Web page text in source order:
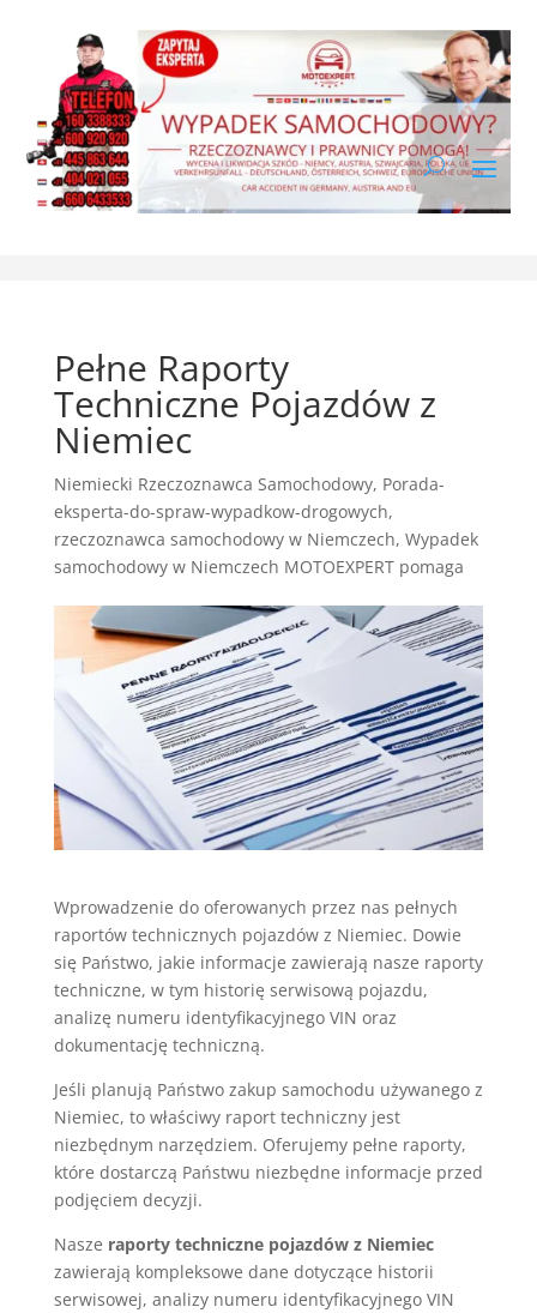
Pełne Raporty
Techniczne Pojazdów z
Niemiec
Niemiecki Rzeczoznawca Samochodowy, Porada-
eksperta-do-spraw-wypadkow-drogowych,
rzeczoznawca samochodowy w Niemczech, Wypadek
samochodowy w Niemczech MOTOEXPERT pomaga
Wprowadzenie do oferowanych przez nas pełnych
raportów technicznych pojazdów z Niemiec. Dowie
się Państwo, jakie informacje zawierają nasze raporty
techniczne, w tym historię serwisową pojazdu,
analizę numeru identyfikacyjnego VIN oraz
dokumentację techniczną.
Jeśli planują Państwo zakup samochodu używanego z
Niemiec, to właściwy raport techniczny jest
niezbędnym narzędziem. Oferujemy pełne raporty,
które dostarczą Państwu niezbędne informacje przed
podjęciem decyzji.
Nasze raporty techniczne pojazdów z Niemiec
zawierają kompleksowe dane dotyczące historii
serwisowej, analizy numeru identyfikacyjnego VIN